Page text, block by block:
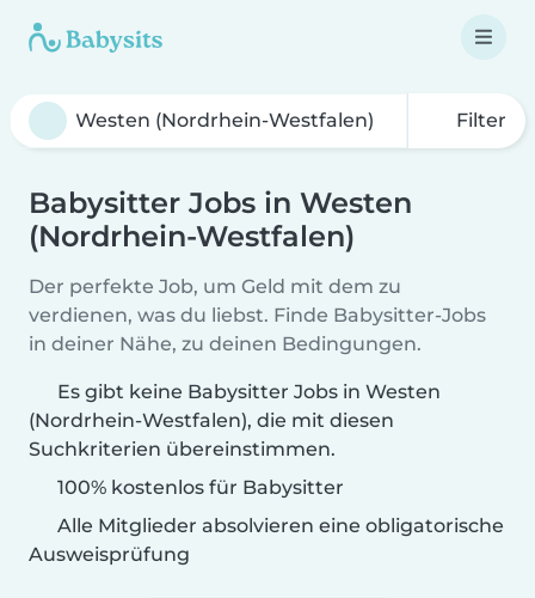
Filter
Babysitter Jobs in Westen
(Nordrhein-Westfalen)
Der perfekte Job, um Geld mit dem zu
verdienen, was du liebst. Finde Babysitter-Jobs
in deiner Nähe, zu deinen Bedingungen.
Es gibt keine Babysitter Jobs in Westen
(Nordrhein-Westfalen), die mit diesen
Suchkriterien übereinstimmen.
100% kostenlos für Babysitter
Alle Mitglieder absolvieren eine obligatorische
Ausweisprüfung